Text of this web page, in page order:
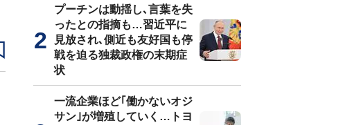
プーチンは動揺し､言葉を失
ったとの指摘も…習近平に
見放され､側近も友好国も停
戦を迫る独裁政権の末期症
状
一流企業ほど｢働かないオジ
サン｣が増殖していく…トヨ